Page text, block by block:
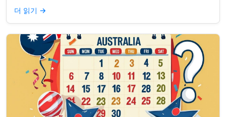
하여, 나라의 다양성을 반영합니...
더 읽기 →